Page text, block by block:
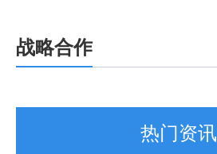
战略合作
热门资讯